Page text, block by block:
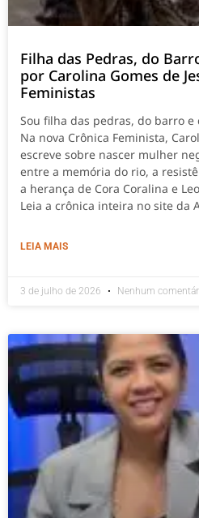
Filha das Pedras, do
por Carolina Gomes de
Feministas
Sou filha das pedras, do barro e
Na nova Crônica Feminista,
escreve sobre nascer mulher
entre a memória do rio, a
a herança de Cora Coralina e
Leia a crônica inteira no site da
LEIA MAIS
3 de julho de 2026 Nenhum